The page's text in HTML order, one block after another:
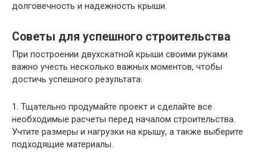
долговечность и надежность крыши.
Советы для успешного строительства
При построении двухскатной крыши своими руками
важно учесть несколько важных моментов, чтобы
достичь успешного результата:
1. Тщательно продумайте проект и сделайте все
необходимые расчеты перед началом строительства.
Учтите размеры и нагрузки на крышу, а также выберите
подходящие материалы.